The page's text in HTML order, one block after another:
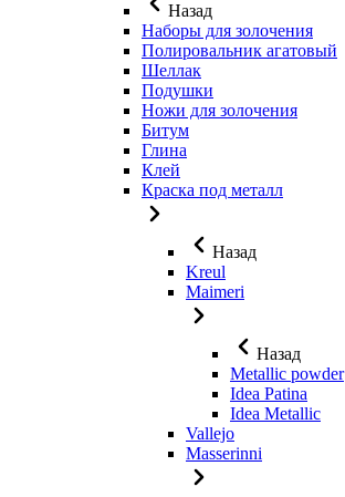
Назад
Наборы для золочения
Полировальник агатовый
Шеллак
Подушки
Ножи для золочения
Битум
Глина
Клей
Краска под металл
Назад
Kreul
Maimeri
Назад
Metallic powder
Idea Patina
Idea Metallic
Vallejo
Masserinni